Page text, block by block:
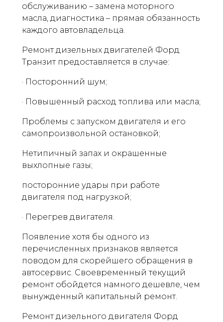
обслуживанию – замена моторного
масла, диагностика – прямая обязанность
каждого автовладельца.
Ремонт дизельных двигателей Форд
Транзит предоставляется в случае:
· Посторонний шум;
· Повышенный расход топлива или масла;
Проблемы с запуском двигателя и его
самопроизвольной остановкой;
Нетипичный запах и окрашенные
выхлопные газы;
посторонние удары при работе
двигателя под нагрузкой;
· Перегрев двигателя.
Появление хотя бы одного из
перечисленных признаков является
поводом для скорейшего обращения в
автосервис. Своевременный текущий
ремонт обойдется намного дешевле, чем
вынужденный капитальный ремонт.
Ремонт дизельного двигателя Форд